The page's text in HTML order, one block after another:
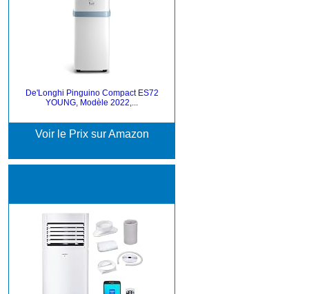
De'Longhi Pinguino Compact ES72
YOUNG, Modèle 2022,...
Voir le Prix sur Amazon